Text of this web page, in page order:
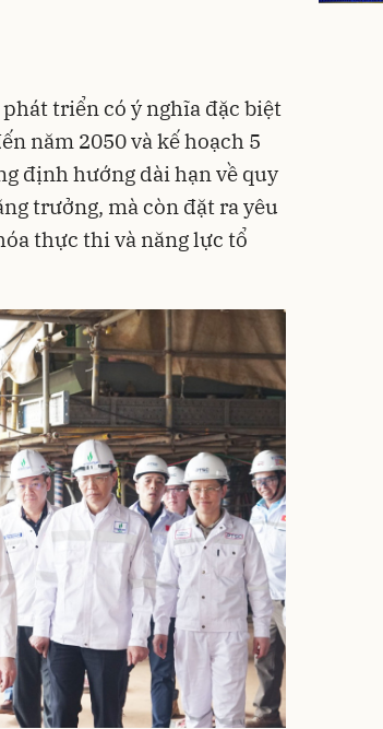
triển có ý nghĩa đặc biệt
năm 2050 và kế hoạch 5
định hướng dài hạn về quy
trưởng, mà còn đặt ra yêu
thực thi và năng lực tổ